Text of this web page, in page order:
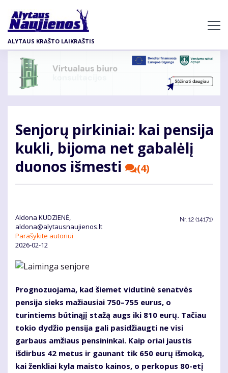
pagrindinį
turinį
ALYTAUS KRAŠTO LAIKRAŠTIS
Senjorų pirkiniai: kai pensija
kukli, bijoma net gabalėlį
duonos išmesti
(4)
Aldona KUDZIENĖ,
aldona@alytausnaujienos.lt
Parašykite autoriui
2026-02-12
Nr. 12 (14171)
Prognozuojama, kad šiemet vidutinė senatvės
pensija sieks mažiausiai 750–755 eurus, o
turintiems būtinąjį stažą augs iki 810 eurų. Tačiau
tokio dydžio pensija gali pasidžiaugti ne visi
garbaus amžiaus pensininkai. Kaip oriai jaustis
išdirbus 42 metus ir gaunant tik 650 eurų išmoką,
kai ženkliai kyla maisto kainos, o perkopus 80-etį